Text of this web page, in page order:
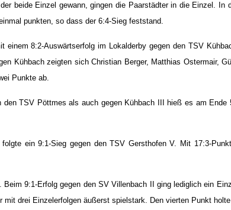
beide Einzel gewann, gingen die Paarstädter in die Einzel. In
punkten, so dass der 6:4-Sieg feststand.
8:2-Auswärtserfolg im Lokalderby gegen den TSV
Kühbach zeigten sich Christian Berger, Matthias Ostermair,
Punkte ab.
TSV Pöttmes als auch gegen Kühbach III hieß es am Ende
ein 9:1-Sieg gegen den TSV Gersthofen V. Mit 17:3-
9:1-Erfolg gegen den SV Villenbach II ging lediglich ein
drei Einzelerfolgen äußerst spielstark. Den vierten Punkt holte